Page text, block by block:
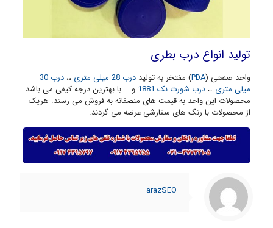
تولید انواع درب بطری
واحد صنعتی (PDA) مفتخر به تولید درب 28 میلی متری ،،
درب 30
میلی متری ،، درب شورت نک 1881
و … با بهترین درجه کیفی می باشد.
محصولات این واحد به قیمت های منصفانه به فروش می رسند. هریک
از محصولات با رنگ های سفارشی عرضه می گردند.
arazSEO